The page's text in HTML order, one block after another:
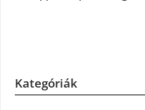
Kategóriák